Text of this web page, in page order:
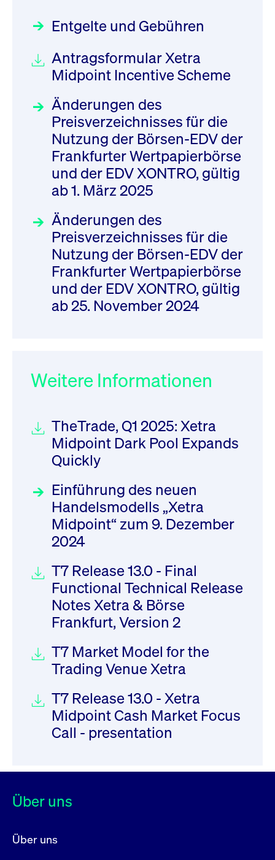
Entgelte und Gebühren
Antragsformular Xetra
Midpoint Incentive Scheme
Änderungen des
Preisverzeichnisses für die
Nutzung der Börsen-EDV der
Frankfurter Wertpapierbörse
und der EDV XONTRO, gültig
ab 1. März 2025
Änderungen des
Preisverzeichnisses für die
Nutzung der Börsen-EDV der
Frankfurter Wertpapierbörse
und der EDV XONTRO, gültig
ab 25. November 2024
Weitere Informationen
TheTrade, Q1 2025: Xetra
Midpoint Dark Pool Expands
Quickly
Einführung des neuen
Handelsmodells „Xetra
Midpoint“ zum 9. Dezember
2024
T7 Release 13.0 - Final
Functional Technical Release
Notes Xetra & Börse
Frankfurt, Version 2
T7 Market Model for the
Trading Venue Xetra
T7 Release 13.0 - Xetra
Midpoint Cash Market Focus
Call - presentation
Über uns
Über uns